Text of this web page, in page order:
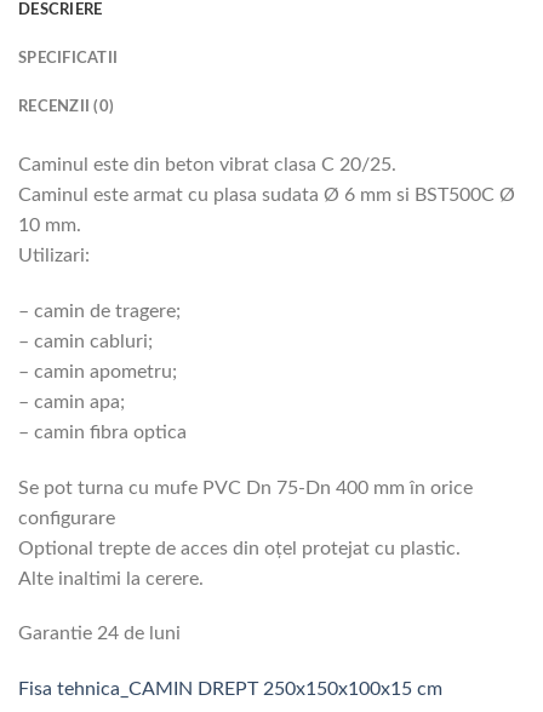
DESCRIERE
SPECIFICATII
RECENZII (0)
Caminul este din beton vibrat clasa C 20/25.
Caminul este armat cu plasa sudata Ø 6 mm si BST500C Ø
10 mm.
Utilizari:
– camin de tragere;
– camin cabluri;
– camin apometru;
– camin apa;
– camin fibra optica
Se pot turna cu mufe PVC Dn 75-Dn 400 mm în orice
configurare
Optional trepte de acces din oțel protejat cu plastic.
Alte inaltimi la cerere.
Garantie 24 de luni
Fisa tehnica_CAMIN DREPT 250x150x100x15 cm